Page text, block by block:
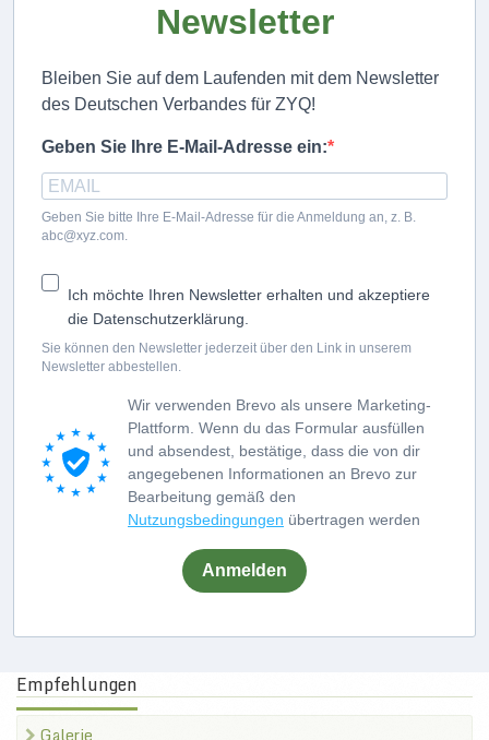
Newsletter
Bleiben Sie auf dem Laufenden mit dem Newsletter
des Deutschen Verbandes für ZYQ!
Geben Sie Ihre E-Mail-Adresse ein:
Geben Sie bitte Ihre E-Mail-Adresse für die Anmeldung an, z. B.
abc@xyz.com.
Ich möchte Ihren Newsletter erhalten und akzeptiere
die Datenschutzerklärung.
Sie können den Newsletter jederzeit über den Link in unserem
Newsletter abbestellen.
Wir verwenden Brevo als unsere Marketing-
Plattform. Wenn du das Formular ausfüllen
und absendest, bestätige, dass die von dir
angegebenen Informationen an Brevo zur
Bearbeitung gemäß den
Nutzungsbedingungen übertragen werden
Anmelden
Empfehlungen
Galerie